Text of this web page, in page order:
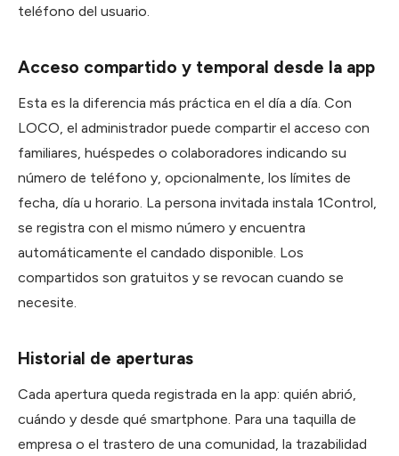
teléfono del usuario.
Acceso compartido y temporal desde la app
Esta es la diferencia más práctica en el día a día. Con
LOCO, el administrador puede compartir el acceso con
familiares, huéspedes o colaboradores indicando su
número de teléfono y, opcionalmente, los límites de
fecha, día u horario. La persona invitada instala 1Control,
se registra con el mismo número y encuentra
automáticamente el candado disponible. Los
compartidos son gratuitos y se revocan cuando se
necesite.
Historial de aperturas
Cada apertura queda registrada en la app: quién abrió,
cuándo y desde qué smartphone. Para una taquilla de
empresa o el trastero de una comunidad, la trazabilidad